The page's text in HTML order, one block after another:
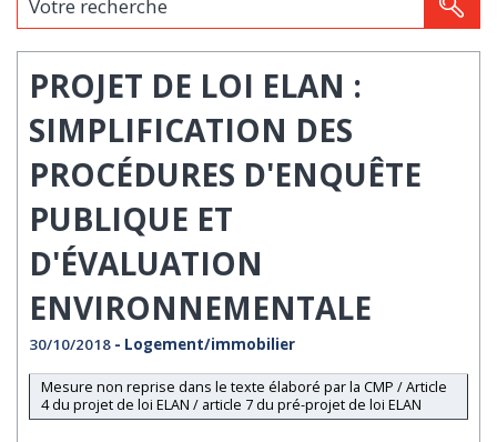
PROJET DE LOI ELAN :
SIMPLIFICATION DES
PROCÉDURES D'ENQUÊTE
PUBLIQUE ET
D'ÉVALUATION
ENVIRONNEMENTALE
30/10/2018 - Logement/immobilier
Mesure non reprise dans le texte élaboré par la CMP / Article
4 du projet de loi ELAN / article 7 du pré-projet de loi ELAN